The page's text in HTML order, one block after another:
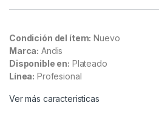
Condición del ítem: Nuevo
Marca: Andis
Disponible en: Plateado
Línea: Profesional
Ver más caracteristicas